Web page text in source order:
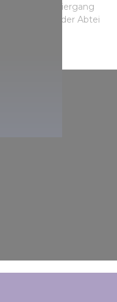
tollen Spaziergang
Arboretums der Abtei